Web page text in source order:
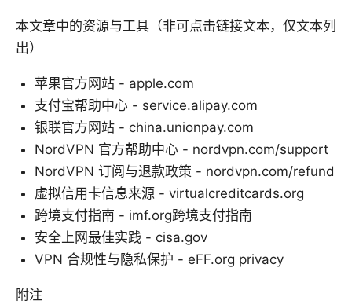
本文章中的资源与工具（非可点击链接文本，仅文本列
出）
苹果官方网站 - apple.com
支付宝帮助中心 - service.alipay.com
银联官方网站 - china.unionpay.com
NordVPN 官方帮助中心 - nordvpn.com/support
NordVPN 订阅与退款政策 - nordvpn.com/refund
虚拟信用卡信息来源 - virtualcreditcards.org
跨境支付指南 - imf.org跨境支付指南
安全上网最佳实践 - cisa.gov
VPN 合规性与隐私保护 - eFF.org privacy
附注